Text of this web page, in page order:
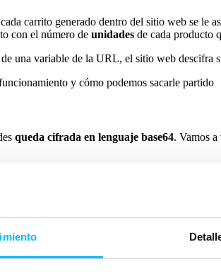
carrito generado dentro del sitio web se le
con el número de unidades de cada producto
una variable de la URL, el sitio web descifra
y cómo podemos sacarle partido
queda cifrada en lenguaje base64. Vamos a
información: